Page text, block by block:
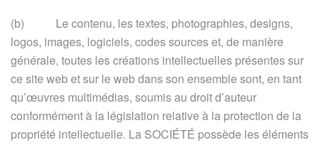
(b) Le contenu, les textes, photographies, designs,
logos, images, logiciels, codes sources et, de manière
générale, toutes les créations intellectuelles présentes sur
ce site web et sur le web dans son ensemble sont, en tant
qu’œuvres multimédias, soumis au droit d’auteur
conformément à la législation relative à la protection de la
propriété intellectuelle. La SOCIÉTÉ possède les éléments